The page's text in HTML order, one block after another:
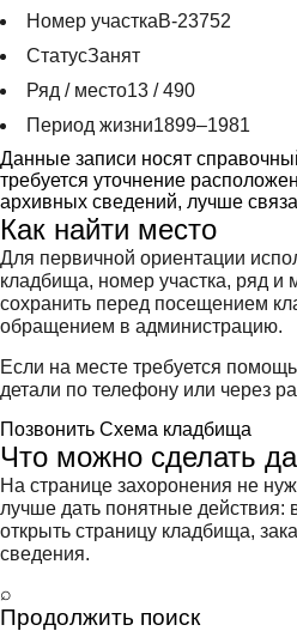
Номер участкаВ-23752
СтатусЗанят
Ряд / место13 / 490
Период жизни1899–1981
Данные записи носят
требуется уточнение
архивных сведений, лучше
Как найти место
Для первичной ориентации
кладбища, номер участка, ряд
сохранить перед посещением
обращением в администрацию.
Если на месте требуется
детали по телефону или через
Позвонить Схема кладбища
Что можно сделать
На странице захоронения не
лучше дать понятные действия:
открыть страницу кладбища,
сведения.
⌕
Продолжить поиск